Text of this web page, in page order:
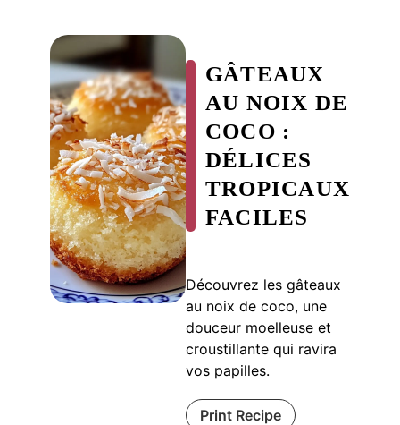
GÂTEAUX
AU NOIX DE
COCO :
DÉLICES
TROPICAUX
FACILES
Découvrez les gâteaux
au noix de coco, une
douceur moelleuse et
croustillante qui ravira
vos papilles.
Print Recipe